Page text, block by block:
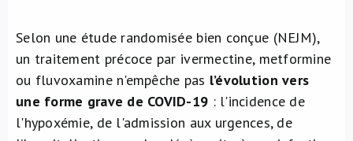
Selon une étude randomisée bien conçue (NEJM),
un traitement précoce par ivermectine, metformine
ou fluvoxamine n'empêche pas l’évolution vers
une forme grave de COVID-19 : l'incidence de
l'hypoxémie, de l'admission aux urgences, de